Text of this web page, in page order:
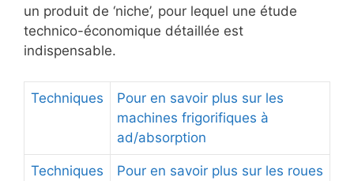
un produit de ‘niche’, pour lequel une étude
technico-économique détaillée est
indispensable.
Techniques
Pour en savoir plus sur les
machines frigorifiques à
ad/absorption
Techniques
Pour en savoir plus sur les roues